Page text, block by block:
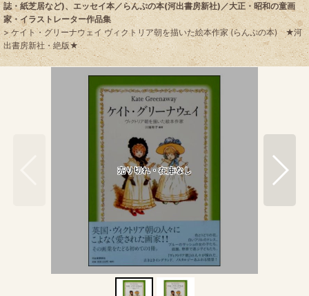
誌・紙芝居など)、エッセイ本／らんぷの本(河出書房新社)／大正・昭和の童画
家・イラストレーター作品集
> ケイト・グリーナウェイ ヴィクトリア朝を描いた絵本作家 (らんぷの本) ★河
出書房新社・絶版★